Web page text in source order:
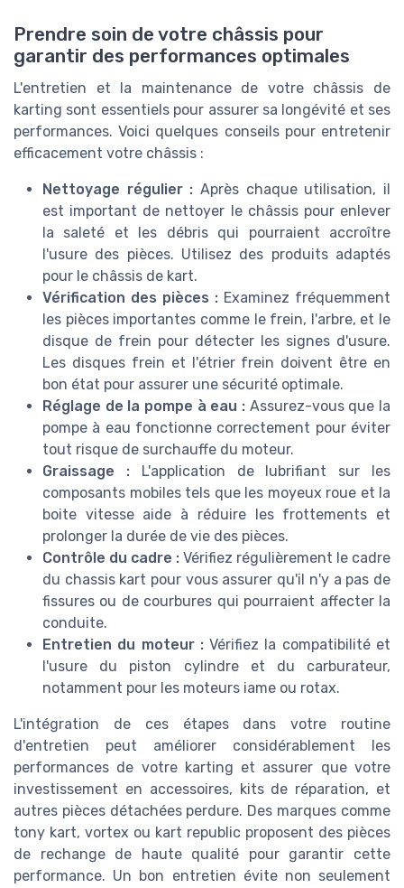
Prendre soin de votre châssis pour
garantir des performances optimales
L'entretien et la maintenance de votre châssis de
karting sont essentiels pour assurer sa longévité et ses
performances. Voici quelques conseils pour entretenir
efficacement votre châssis :
Nettoyage régulier : Après chaque utilisation, il
est important de nettoyer le châssis pour enlever
la saleté et les débris qui pourraient accroître
l'usure des pièces. Utilisez des produits adaptés
pour le châssis de kart.
Vérification des pièces : Examinez fréquemment
les pièces importantes comme le frein, l'arbre, et le
disque de frein pour détecter les signes d'usure.
Les disques frein et l'étrier frein doivent être en
bon état pour assurer une sécurité optimale.
Réglage de la pompe à eau : Assurez-vous que la
pompe à eau fonctionne correctement pour éviter
tout risque de surchauffe du moteur.
Graissage :L'application de lubrifiant sur les
composants mobiles tels que les moyeux roue et la
boite vitesse aide à réduire les frottements et
prolonger la durée de vie des pièces.
Contrôle du cadre : Vérifiez régulièrement le cadre
du chassis kart pour vous assurer qu'il n'y a pas de
fissures ou de courbures qui pourraient affecter la
conduite.
Entretien du moteur :Vérifiez la compatibilité et
l'usure du piston cylindre et du carburateur,
notamment pour les moteurs iame ou rotax.
L'intégration de ces étapes dans votre routine
d'entretien peut améliorer considérablement les
performances de votre karting et assurer que votre
investissement en accessoires, kits de réparation, et
autres pièces détachées perdure. Des marques comme
tony kart, vortex ou kart republic proposent des pièces
de rechange de haute qualité pour garantir cette
performance. Un bon entretien évite non seulement